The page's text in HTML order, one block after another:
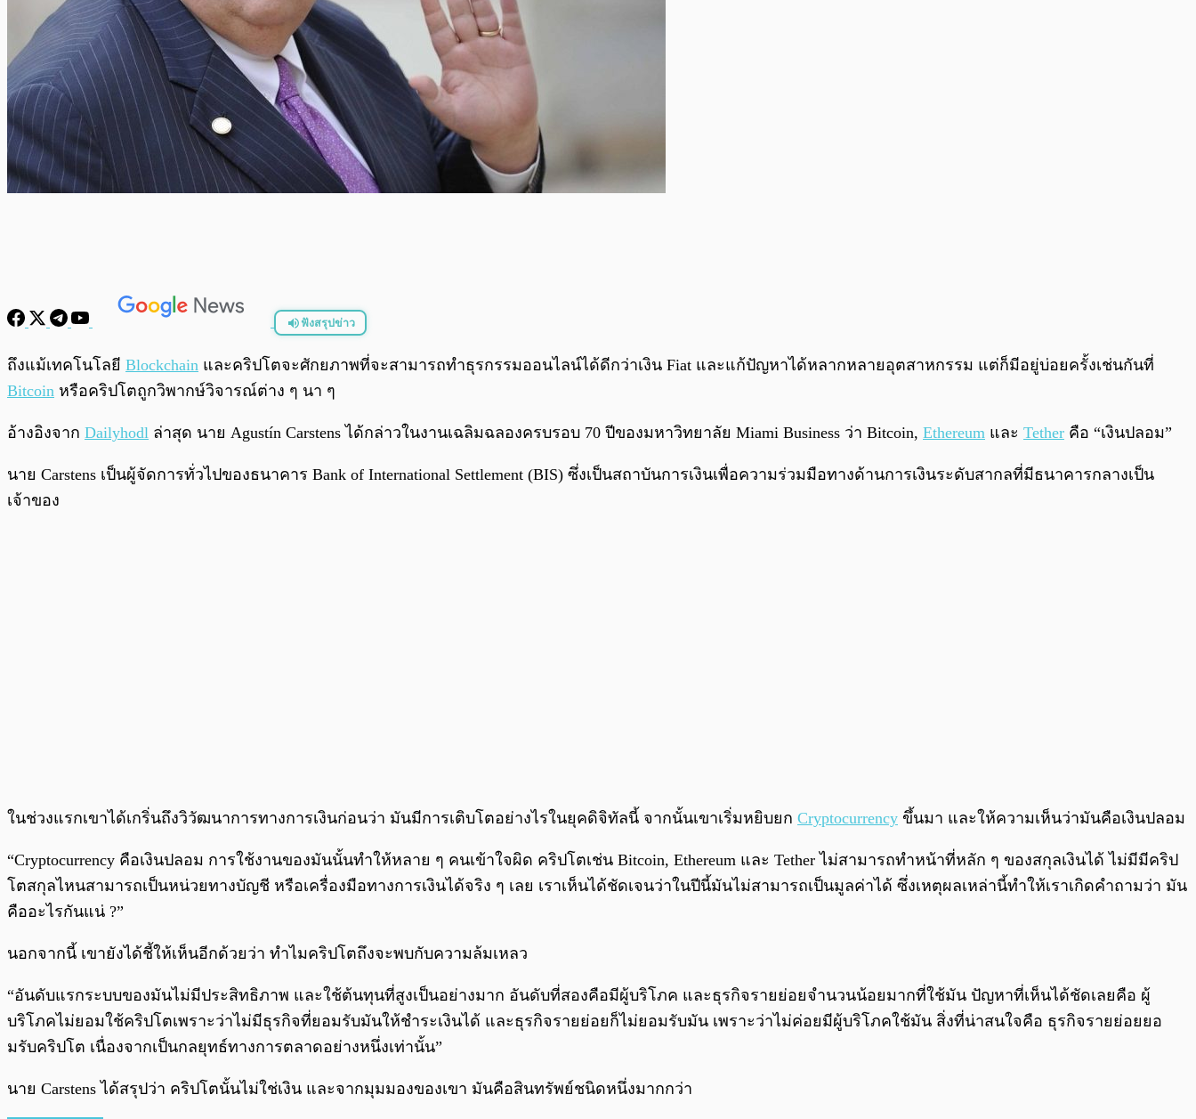
ฟังสรุปข่าว
พร้อมเล่น 0:00 0:00
ถึงแม้เทคโนโลยี Blockchain และคริปโตจะศักยภาพที่จะสามารถทำธุรกรรมออนไลน์ได้ดีกว่าเงิน Fiat และแก้ปัญหาได้หลากหลายอุตสาหกรรม แต่ก็มีอยู่บ่อยครั้งเช่นกันที่
Bitcoin หรือคริปโตถูกวิพากษ์วิจารณ์ต่าง ๆ นา ๆ
อ้างอิงจาก Dailyhodl ล่าสุด นาย Agustín Carstens ได้กล่าวในงานเฉลิมฉลองครบรอบ 70 ปีของมหาวิทยาลัย Miami Business ว่า Bitcoin, Ethereum และ Tether คือ “เงินปลอม”
นาย Carstens เป็นผู้จัดการทั่วไปของธนาคาร Bank of International Settlement (BIS) ซึ่งเป็นสถาบันการเงินเพื่อความร่วมมือทางด้านการเงินระดับสากลที่มีธนาคารกลางเป็น
เจ้าของ
ในช่วงแรกเขาได้เกริ่นถึงวิวัฒนาการทางการเงินก่อนว่า มันมีการเติบโตอย่างไรในยุคดิจิทัลนี้ จากนั้นเขาเริ่มหยิบยก Cryptocurrency ขึ้นมา และให้ความเห็นว่ามันคือเงินปลอม
“Cryptocurrency คือเงินปลอม การใช้งานของมันนั้นทำให้หลาย ๆ คนเข้าใจผิด คริปโตเช่น Bitcoin, Ethereum และ Tether ไม่สามารถทำหน้าที่หลัก ๆ ของสกุลเงินได้ ไม่มีมีคริป
โตสกุลไหนสามารถเป็นหน่วยทางบัญชี หรือเครื่องมือทางการเงินได้จริง ๆ เลย เราเห็นได้ชัดเจนว่าในปีนี้มันไม่สามารถเป็นมูลค่าได้ ซึ่งเหตุผลเหล่านี้ทำให้เราเกิดคำถามว่า มัน
คืออะไรกันแน่ ?”
นอกจากนี้ เขายังได้ชี้ให้เห็นอีกด้วยว่า ทำไมคริปโตถึงจะพบกับความล้มเหลว
“อันดับแรกระบบของมันไม่มีประสิทธิภาพ และใช้ต้นทุนที่สูงเป็นอย่างมาก อันดับที่สองคือมีผู้บริโภค และธุรกิจรายย่อยจำนวนน้อยมากที่ใช้มัน ปัญหาที่เห็นได้ชัดเลยคือ ผู้
บริโภคไม่ยอมใช้คริปโตเพราะว่าไม่มีธุรกิจที่ยอมรับมันให้ชำระเงินได้ และธุรกิจรายย่อยก็ไม่ยอมรับมัน เพราะว่าไม่ค่อยมีผู้บริโภคใช้มัน สิ่งที่น่าสนใจคือ ธุรกิจรายย่อยยอ
มรับคริปโต เนื่องจากเป็นกลยุทธ์ทางการตลาดอย่างหนึ่งเท่านั้น”
นาย Carstens ได้สรุปว่า คริปโตนั้นไม่ใช่เงิน และจากมุมมองของเขา มันคือสินทรัพย์ชนิดหนึ่งมากกว่า